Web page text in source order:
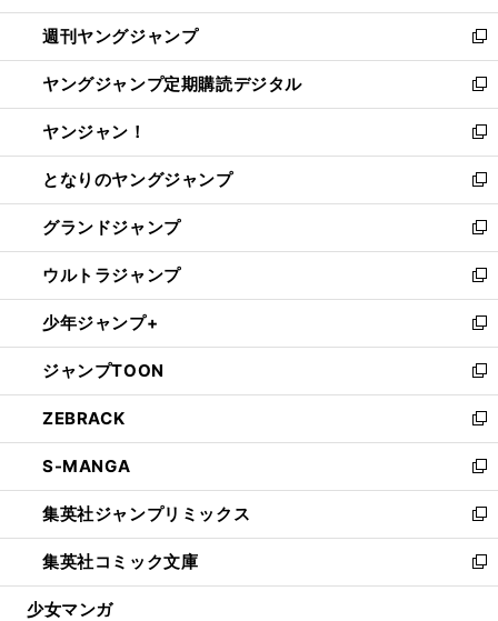
開
く
ウ
で
開
く
ン
ド
ウ
で
開
く
ウ
ィ
ン
ド
ウ
で
開
く
週刊ヤングジャンプ
新
し
い
ウ
ィ
ン
ド
ウ
で
開
く
ヤングジャンプ定期購読デジタル
新
し
い
ウ
ィ
ン
ド
ウ
で
開
く
ヤンジャン！
新
し
い
ウ
ィ
ン
ド
ウ
で
開
く
となりのヤングジャンプ
新
し
い
ウ
ィ
ン
ド
ウ
で
開
く
グランドジャンプ
新
し
い
ウ
ィ
ン
ド
ウ
で
開
く
ウルトラジャンプ
新
し
い
ウ
ィ
ン
ド
ウ
で
開
く
少年ジャンプ+
新
し
い
ウ
ィ
ン
ド
ウ
で
開
く
ジャンプTOON
新
し
い
ウ
ィ
ン
ド
ウ
で
開
ZEBRACK
新
し
い
ウ
ィ
ン
ド
ウ
S-MANGA
新
し
い
ウ
ィ
ン
集英社ジャンプリミックス
新
し
い
ウ
集英社コミック文庫
新
し
少女マンガ